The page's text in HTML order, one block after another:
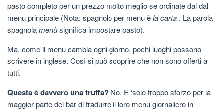
pasto completo per un prezzo molto meglio se ordinate dal dal
menu principale (Nota: spagnolo per menu èla carta . La parola
spagnolamenùsignifica impostare pasto).
Ma, come il menu cambia ogni giorno, pochi luoghi possono
scrivere in inglese. Così si può scoprire che non sono offerti a
tutti.
Questa è davvero una truffa? No. E ‘solo troppo sforzo per la
maggior parte dei bar di tradurre il loro menu giornaliero in